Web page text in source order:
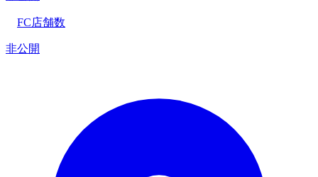
FC店舗数
非公開